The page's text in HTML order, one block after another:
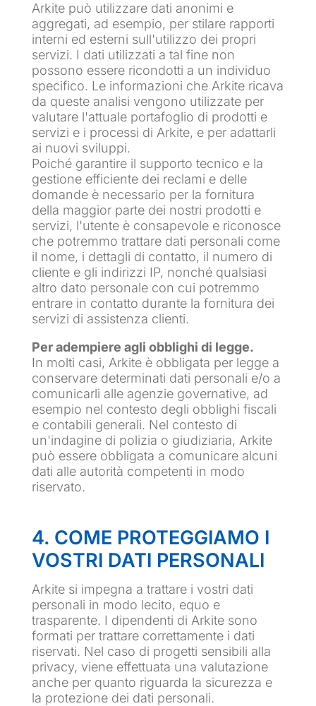
Arkite può utilizzare dati anonimi e
aggregati, ad esempio, per stilare rapporti
interni ed esterni sull'utilizzo dei propri
servizi. I dati utilizzati a tal fine non
possono essere ricondotti a un individuo
specifico. Le informazioni che Arkite ricava
da queste analisi vengono utilizzate per
valutare l'attuale portafoglio di prodotti e
servizi e i processi di Arkite, e per adattarli
ai nuovi sviluppi.
Poiché garantire il supporto tecnico e la
gestione efficiente dei reclami e delle
domande è necessario per la fornitura
della maggior parte dei nostri prodotti e
servizi, l'utente è consapevole e riconosce
che potremmo trattare dati personali come
il nome, i dettagli di contatto, il numero di
cliente e gli indirizzi IP, nonché qualsiasi
altro dato personale con cui potremmo
entrare in contatto durante la fornitura dei
servizi di assistenza clienti.
Per adempiere agli obblighi di legge.
In molti casi, Arkite è obbligata per legge a
conservare determinati dati personali e/o a
comunicarli alle agenzie governative, ad
esempio nel contesto degli obblighi fiscali
e contabili generali. Nel contesto di
un'indagine di polizia o giudiziaria, Arkite
può essere obbligata a comunicare alcuni
dati alle autorità competenti in modo
riservato.
4. COME PROTEGGIAMO I
VOSTRI DATI PERSONALI
Arkite si impegna a trattare i vostri dati
personali in modo lecito, equo e
trasparente. I dipendenti di Arkite sono
formati per trattare correttamente i dati
riservati. Nel caso di progetti sensibili alla
privacy, viene effettuata una valutazione
anche per quanto riguarda la sicurezza e
la protezione dei dati personali.